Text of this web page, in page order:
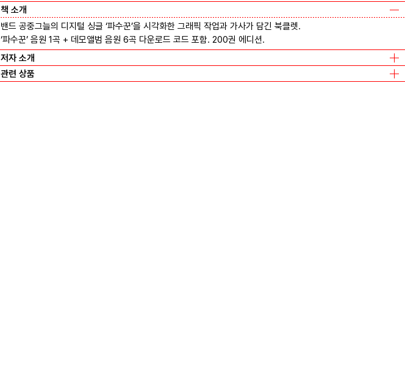
책 소개
밴드 공중그늘의 디지털 싱글 ‘파수꾼’을 시각화한 그래픽 작업과 가사가 담긴 북클렛.
‘파수꾼’ 음원 1곡 + 데모앨범 음원 6곡 다운로드 코드 포함. 200권 에디션.
저자 소개
관련 상품